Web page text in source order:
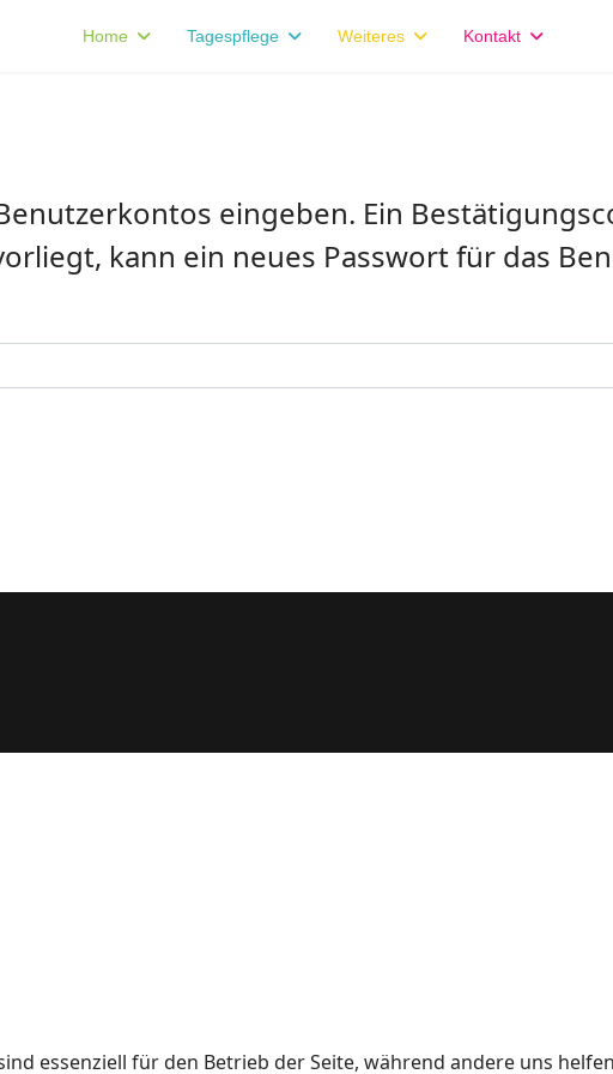
Home Tagespflege Weiteres Kontakt
eingeben. Ein
kann ein neues Passwort für das
essenziell für den Betrieb der Seite, während andere uns